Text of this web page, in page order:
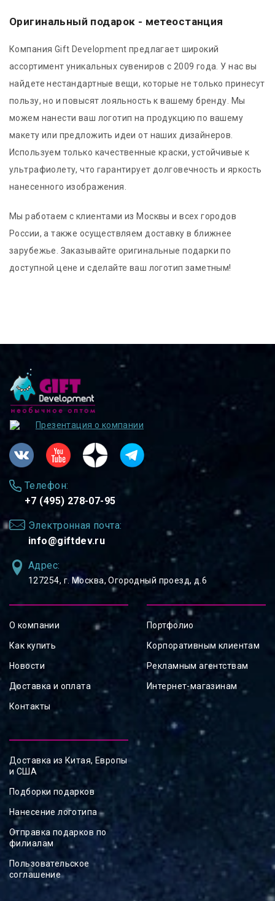
Оригинальный подарок - метеостанция
Компания Gift Development предлагает широкий
ассортимент уникальных сувениров с 2009 года. У нас вы
найдете нестандартные вещи, которые не только принесут
пользу, но и повысят лояльность к вашему бренду. Мы
можем нанести ваш логотип на продукцию по вашему
макету или предложить идеи от наших дизайнеров.
Используем только качественные краски, устойчивые к
ультрафиолету, что гарантирует долговечность и яркость
нанесенного изображения.
Мы работаем с клиентами из Москвы и всех городов
России, а также осуществляем доставку в ближнее
зарубежье. Заказывайте оригинальные подарки по
доступной цене и сделайте ваш логотип заметным!
Презентация о компании
Телефон:
+7 (495) 278-07-95
Электронная почта:
info@giftdev.ru
Адрес:
127254, ⁠г. Москва, Огородный проезд, д.6
О компании
Как купить
Новости
Доставка и оплата
Контакты
Портфолио
Корпоративным клиентам
Рекламным агентствам
Интернет-магазинам
Доставка из Китая, Европы
и США
Подборки подарков
Нанесение логотипа
Отправка подарков по
филиалам
Пользовательское
соглашение